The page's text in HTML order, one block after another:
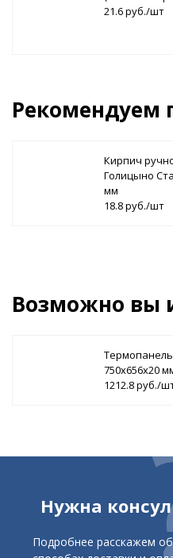
21.6 руб./шт
Рекомендуем
Кирпич
Голицыно
мм
18.8 руб./шт
Возможно вы
750х656х20
1212.8 руб./
Нужна
Подробнее расскажем